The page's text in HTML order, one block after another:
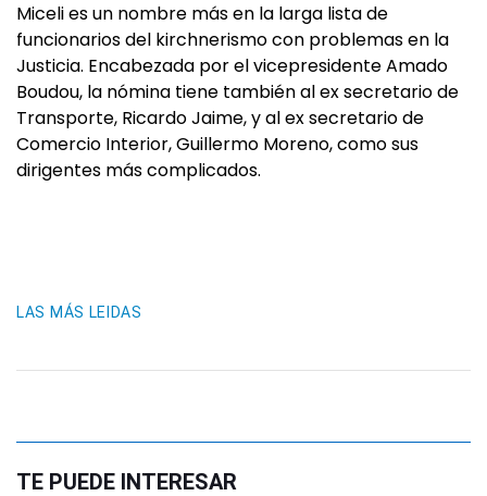
Miceli es un nombre más en la larga lista de
funcionarios del kirchnerismo con problemas en la
Justicia. Encabezada por el vicepresidente Amado
Boudou, la nómina tiene también al ex secretario de
Transporte, Ricardo Jaime, y al ex secretario de
Comercio Interior, Guillermo Moreno, como sus
dirigentes más complicados.
LAS MÁS LEIDAS
TE PUEDE INTERESAR